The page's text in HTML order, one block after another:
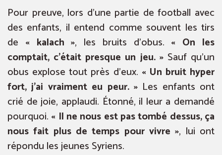
Pour preuve, lors d’une partie de football avec
des enfants, il entend comme souvent les tirs
de « kalach », les bruits d’obus. « On les
comptait, c’était presque un jeu. »Sauf qu’un
obus explose tout près d’eux. « Un bruit hyper
fort, j’ai vraiment eu peur. »Les enfants ont
crié de joie, applaudi. Étonné, il leur a demandé
pourquoi. « Il ne nous est pas tombé dessus, ça
nous fait plus de temps pour vivre », lui ont
répondu les jeunes Syriens.